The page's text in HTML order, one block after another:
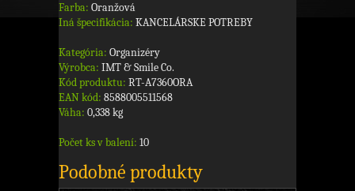
Farba: Oranžová
Iná špecifikácia: KANCELÁRSKE POTREBY
Kategória: Organizéry
Výrobca: IMT & Smile Co.
Kód produktu: RT-A7360ORA
EAN kód: 8588005511568
Váha: 0,338 kg
Počet ks v balení: 10
Podobné produkty